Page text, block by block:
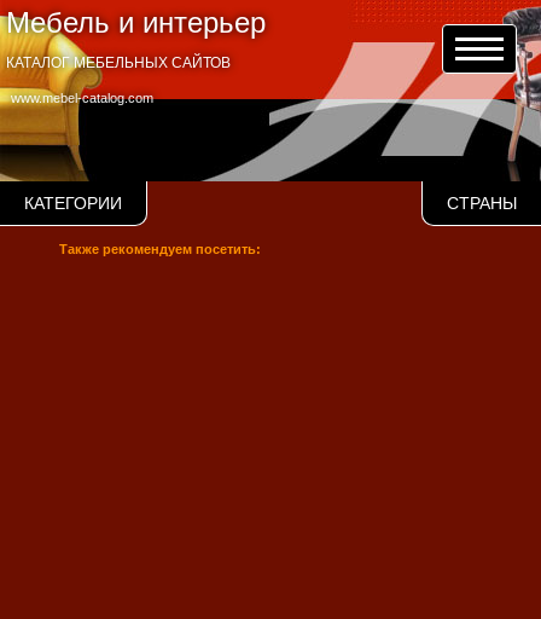
Мебель и интерьер
www.mebel-catalog.com
КАТАЛОГ МЕБЕЛЬНЫХ САЙТОВ
КАТЕГОРИИ СТРАНЫ
Также рекомендуем посетить: